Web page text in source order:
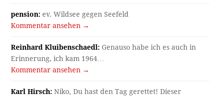
pension: ev. Wildsee gegen Seefeld
Kommentar ansehen →
Reinhard Kluibenschaedl: Genauso habe ich es auch in
Erinnerung, ich kam 1964…
Kommentar ansehen →
Karl Hirsch: Niko, Du hast den Tag gerettet! Dieser